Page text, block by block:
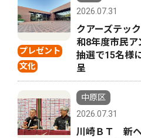
プレゼント
文化
2026.07.31
クアーズテッ
和8年度市民
抽選で15名様
呈
中原区
2026.07.31
川崎ＢＴ 新